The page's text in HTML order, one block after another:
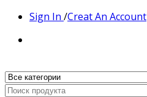
Sign In /Creat An Account